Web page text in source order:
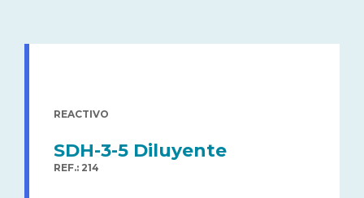
REACTIVO
SDH-3-5 Diluyente
REF.: 214